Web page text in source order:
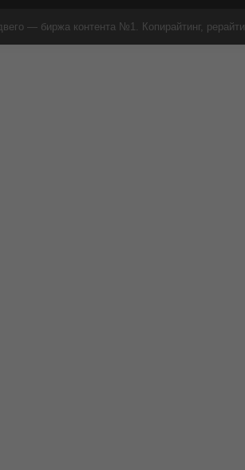
— биржа контента №1. Копирайтинг,